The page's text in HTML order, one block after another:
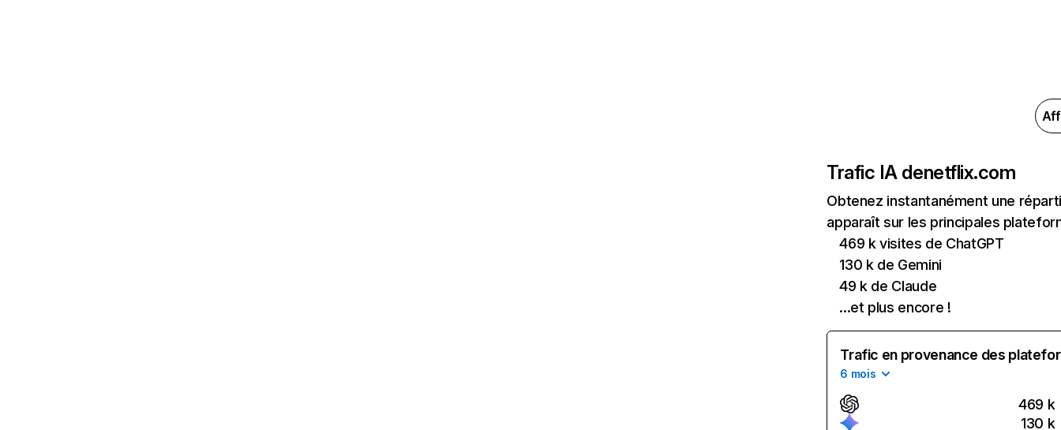
Trafic IA denetflix.com
Obtenez instantanément une
apparaît sur les principales
469 k visites de ChatGPT
130 k de Gemini
49 k de Claude
...et plus encore !
Trafic en provenance des
6 mois
469 k
130 k